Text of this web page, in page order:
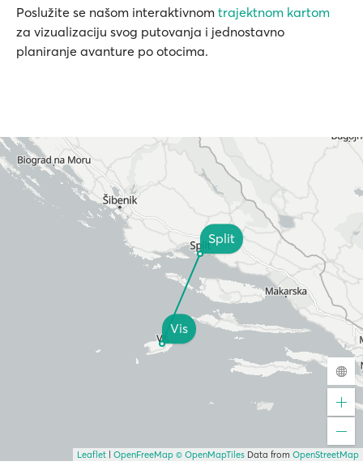
Poslužite se našom interaktivnom trajektnom kartom
za vizualizaciju svog putovanja i jednostavno
planiranje avanture po otocima.
Vis
Split
Leaflet OpenFreeMap © OpenMapTiles Data from OpenStreetMap